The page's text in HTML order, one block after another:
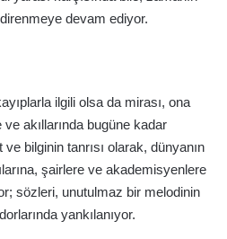
devam ediyor.
ilgili olsa da mirası, ona
akıllarında bugüne kadar
ve bilginin tanrısı olarak, dünyanın
şairlere ve akademisyenlere
sözleri, unutulmaz bir melodinin
yankılanıyor.